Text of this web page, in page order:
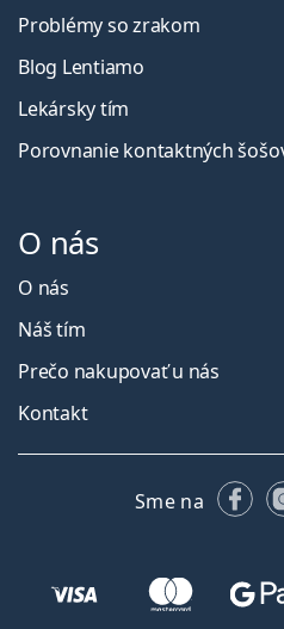
Problémy so zrakom
Blog Lentiamo
Lekársky tím
Porovnanie kontaktných
O nás
O nás
Náš tím
Prečo nakupovať u nás
Kontakt
Sme na